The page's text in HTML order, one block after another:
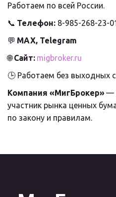
Работаем по всей России.
📞 Телефон: 8-985-268-23-
💬 MAX, Telegram
🌐 Сайт: migbroker.ru
🕒 Работаем без выходных
Компания «МигБрокер» —
участник рынка ценных
по закону и правилам.